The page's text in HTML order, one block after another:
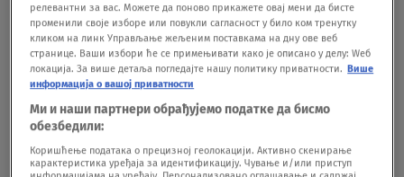
Geršon, zaključujući da su visoke ambicije u
Fenerbahčeu sprečile Madara da se nametne, što
bi moglo uticati i na njegovu budućnost u
Bajernu.
Podsetimo, Madar nije otišao iz Partizana u
релевантни за вас. Можете да поново прикажете овај мени да бисте
променили своје изборе или повукли сагласност у било ком тренутку
кликом на линк Управљање жељеним поставкама на дну ове веб
странице. Ваши избори ће се примењивати како је описано у делу: Wеб
локација. За више детаља погледајте нашу политику приватности. Више
информација о вашој приватности
Ми и наши партнери обрађујемо податке да бисмо
обезбедили:
Коришћење података о прецизној геолокацији. Активно скенирање
карактеристика уређаја за идентификацију. Чување и/или приступ